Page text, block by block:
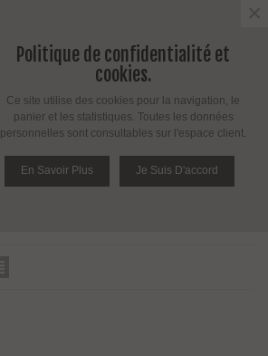
MENU
Politique de confidentialité et
cookies.
Ce site utilise des cookies pour la navigation, le
panier et les statistiques. Toutes les données
personnelles sont consultables sur l'espace client.
En Savoir Plus Je Suis D'accord